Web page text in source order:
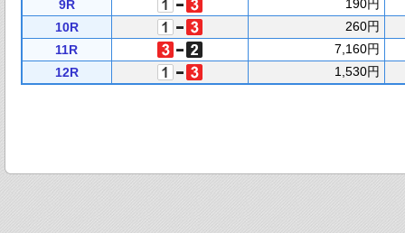
9R
190円
10R
260円
11R
7,160円
12R
1,530円